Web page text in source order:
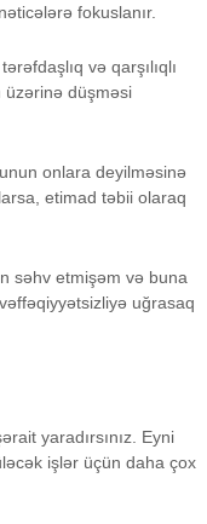
fokuslanır.
və qarşılıqlı
üzərinə düşməsi
onlara deyilməsinə
etimad təbii olaraq
səhv etmişəm və buna
uğrasaq
yaradırsınız. Eyni
işlər üçün daha çox